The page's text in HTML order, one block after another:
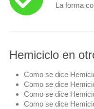
La forma
Hemiciclo en
Como se dice
Como se dice
Como se dice
Como se dice